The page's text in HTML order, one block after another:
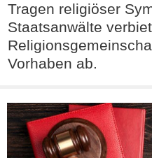
Tragen religiöser
Staatsanwälte
Vorhaben ab.